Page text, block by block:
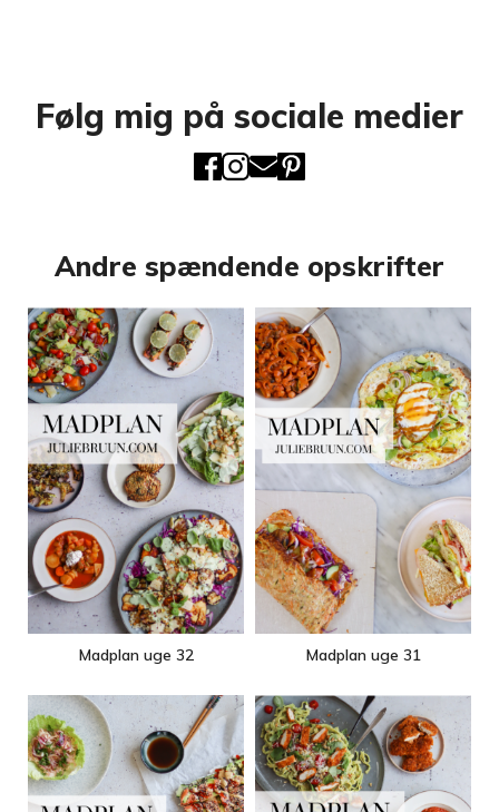
Følg mig på sociale medier
Andre spændende opskrifter
Madplan uge 32 Madplan uge 31